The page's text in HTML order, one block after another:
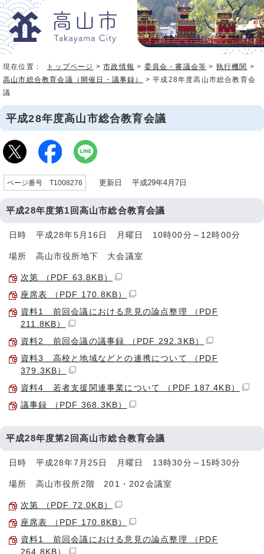
現在位置： トップページ >市政情報 > 委員会・審議会等 > 執行機関 >
高山市総合教育会議（開催日・議事録）
> 平成28年度高山市総合教育会
議
平成28年度高山市総合教育会議
ページ番号 T1008276 更新日 平成29年4月7日
平成28年度第1回高山市総合教育会議
日時 平成28年5月16日 月曜日 10時00分～12時00分
場所 高山市役所地下 大会議室
次第 （PDF 63.8KB）
座席表 （PDF 170.8KB）
資料1 前回会議における意見の論点整理 （PDF
211.8KB）
資料2 前回会議の議事録 （PDF 292.3KB）
資料3 高校と地域などとの連携について （PDF
379.3KB）
資料4 若者支援関連事業について （PDF 187.4KB）
議事録 （PDF 368.3KB）
平成28年度第2回高山市総合教育会議
日時 平成28年7月25日 月曜日 13時30分～15時30分
場所 高山市役所2階 201・202会議室
次第 （PDF 72.0KB）
座席表 （PDF 170.8KB）
資料1 前回会議における意見の論点整理 （PDF
264.8KB）